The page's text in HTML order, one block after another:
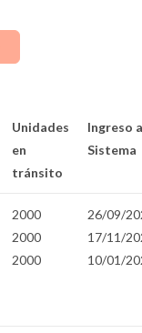
Unidades
en
tránsito
Ingreso
Sistema
2000
2000
2000
26/09/
17/11/
10/01/